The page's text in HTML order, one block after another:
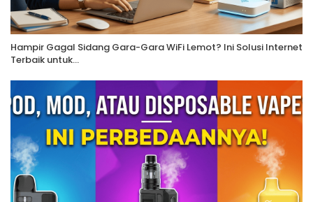
Hampir Gagal Sidang Gara-Gara WiFi Lemot? Ini Solusi Internet
Terbaik untuk…